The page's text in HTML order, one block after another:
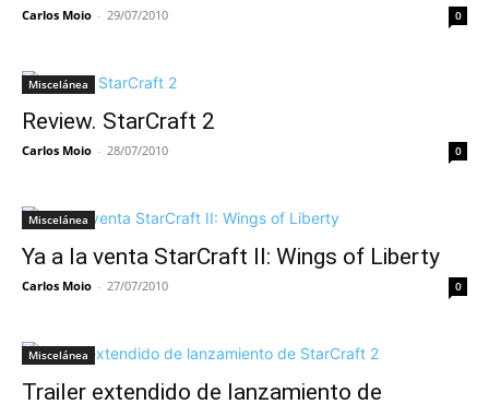
Carlos Moio - 29/07/2010 0
Miscelánea
Review. StarCraft 2
Carlos Moio - 28/07/2010 0
Miscelánea
Ya a la venta StarCraft II: Wings of Liberty
Carlos Moio - 27/07/2010 0
Miscelánea
Trailer extendido de lanzamiento de